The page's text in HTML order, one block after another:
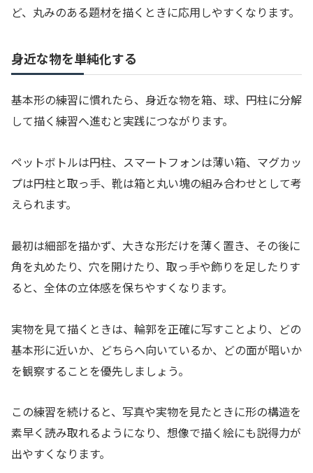
ど、丸みのある題材を描くときに応用しやすくなります。
身近な物を単純化する
基本形の練習に慣れたら、身近な物を箱、球、円柱に分解
して描く練習へ進むと実践につながります。
ペットボトルは円柱、スマートフォンは薄い箱、マグカッ
プは円柱と取っ手、靴は箱と丸い塊の組み合わせとして考
えられます。
最初は細部を描かず、大きな形だけを薄く置き、その後に
角を丸めたり、穴を開けたり、取っ手や飾りを足したりす
ると、全体の立体感を保ちやすくなります。
実物を見て描くときは、輪郭を正確に写すことより、どの
基本形に近いか、どちらへ向いているか、どの面が暗いか
を観察することを優先しましょう。
この練習を続けると、写真や実物を見たときに形の構造を
素早く読み取れるようになり、想像で描く絵にも説得力が
出やすくなります。